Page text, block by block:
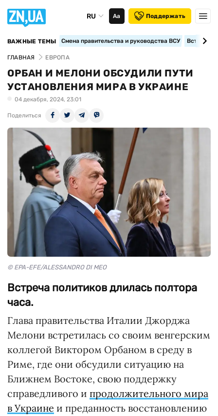
RU Аа Поддержать
ВАЖНЫЕ ТЕМЫ Смена правительства и руководства ВСУ
ГЛАВНАЯ ЕВРОПА
ОРБАН И МЕЛОНИ ОБСУДИЛИ ПУТИ
УСТАНОВЛЕНИЯ МИРА В УКРАИНЕ
04 декабря, 2024, 23:01
Поделиться
© EPA-EFE/ALESSANDRO DI MEO
Встреча политиков длилась полтора
часа.
Глава правительства Италии Джорджа
Мелони встретилась со своим венгерским
коллегой Виктором Орбаном в среду в
Риме, где они обсудили ситуацию на
Ближнем Востоке, свою поддержку
справедливого и продолжительного мира
в Украине и преданность восстановлению